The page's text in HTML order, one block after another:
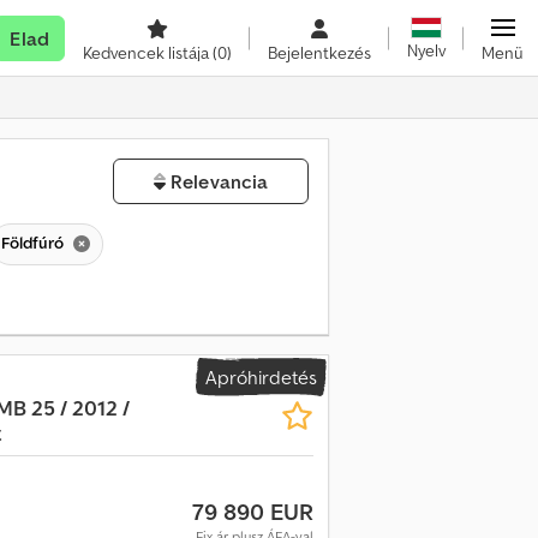
Elad
Kedvencek listája(0) Bejelentkezés Nyelv Menü
Relevancia
Földfúró
Apróhirdetés
25 / 2012 /
79 890 EUR